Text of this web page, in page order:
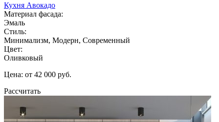
Кухня Авокадо
Материал фасада:
Эмаль
Стиль:
Минимализм, Модерн, Современный
Цвет:
Оливковый
Цена: от 42 000 руб.
Рассчитать